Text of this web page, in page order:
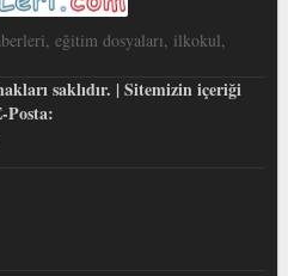
eğitim dosyaları, ilkokul,
saklıdır. | Sitemizin içeriği